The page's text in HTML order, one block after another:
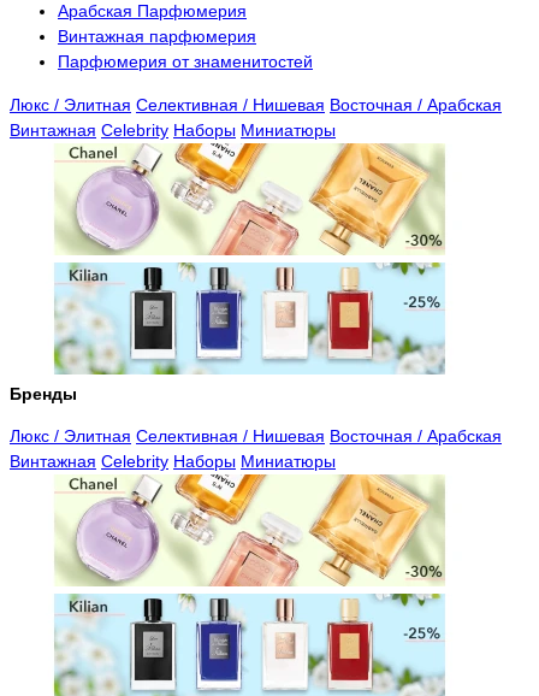
Арабская Парфюмерия
Винтажная парфюмерия
Парфюмерия от знаменитостей
Люкс / Элитная Селективная / Нишевая Восточная / Арабская
Винтажная Celebrity Наборы Миниатюры
Бренды
Люкс / Элитная Селективная / Нишевая Восточная / Арабская
Винтажная Celebrity Наборы Миниатюры